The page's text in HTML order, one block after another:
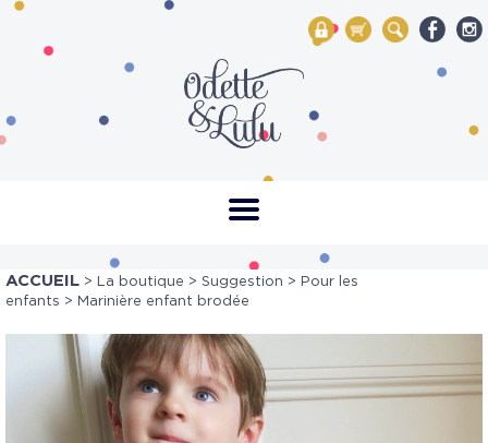
My Account
Mon panier
Rechercher
ACCUEIL > La boutique > Suggestion > Pour les
enfants > Marinière enfant brodée